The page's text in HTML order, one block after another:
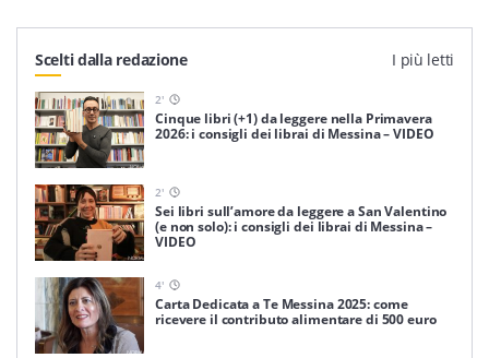
Scelti dalla redazione I più letti
2'
Cinque libri (+1) da leggere nella Primavera
2026: i consigli dei librai di Messina – VIDEO
2'
Sei libri sull’amore da leggere a San Valentino
(e non solo): i consigli dei librai di Messina –
VIDEO
4'
Carta Dedicata a Te Messina 2025: come
ricevere il contributo alimentare di 500 euro